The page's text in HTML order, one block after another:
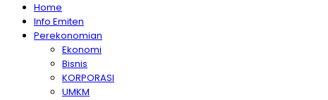
Home
Info Emiten
Perekonomian
Ekonomi
Bisnis
KORPORASI
UMKM